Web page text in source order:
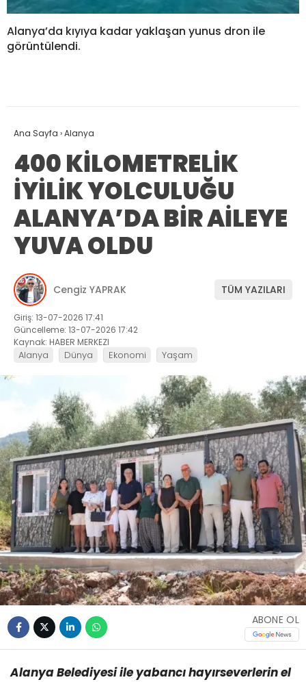
Alanya’da kıyıya kadar yaklaşan yunus dron ile
görüntülendi.
Ana Sayfa ›Alanya
400 KİLOMETRELİK
İYİLİK YOLCULUĞU
ALANYA’DA BİR AİLEYE
YUVA OLDU
Cengiz YAPRAK TÜM YAZILARI
Giriş: 13-07-2026 17:41
Güncelleme: 13-07-2026 17:42
Kaynak: HABER MERKEZI
Alanya Dünya Ekonomi Yaşam
ABONE OL
Alanya Belediyesi ile yabancı hayırseverlerin el